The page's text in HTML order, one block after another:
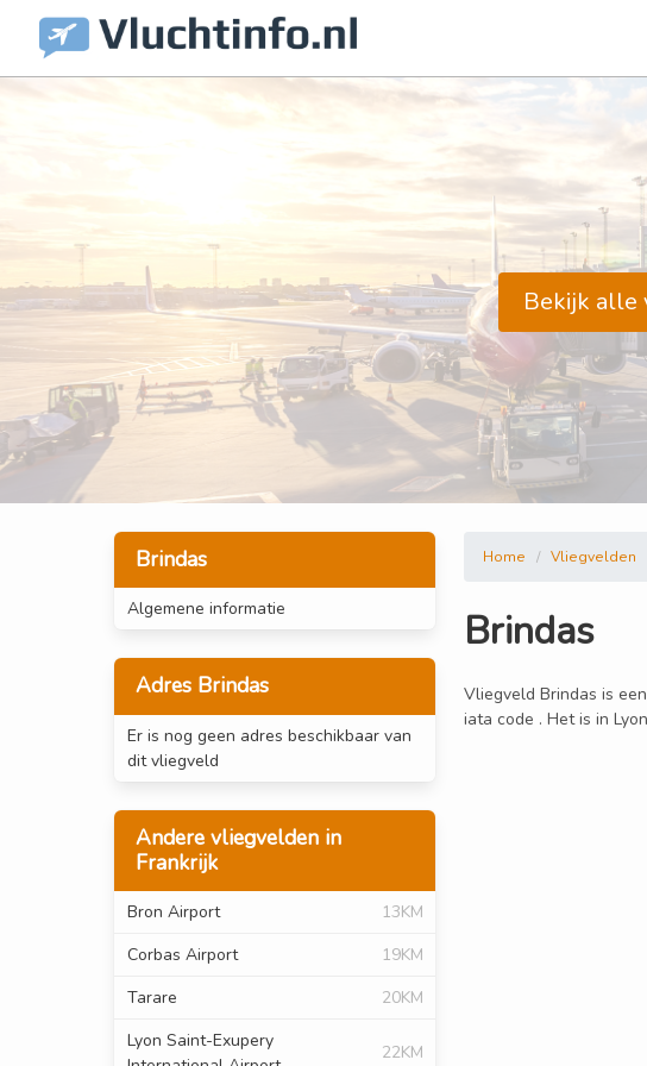
Bekijk alle
Brindas
Algemene informatie
Adres Brindas
Er is nog geen adres beschikbaar van
dit vliegveld
Andere vliegvelden in
Frankrijk
Bron Airport
13KM
Corbas Airport
19KM
Tarare
20KM
Lyon Saint-Exupery
22KM
Home Vliegvelden
Brindas
Vliegveld Brindas is
iata code . Het is in